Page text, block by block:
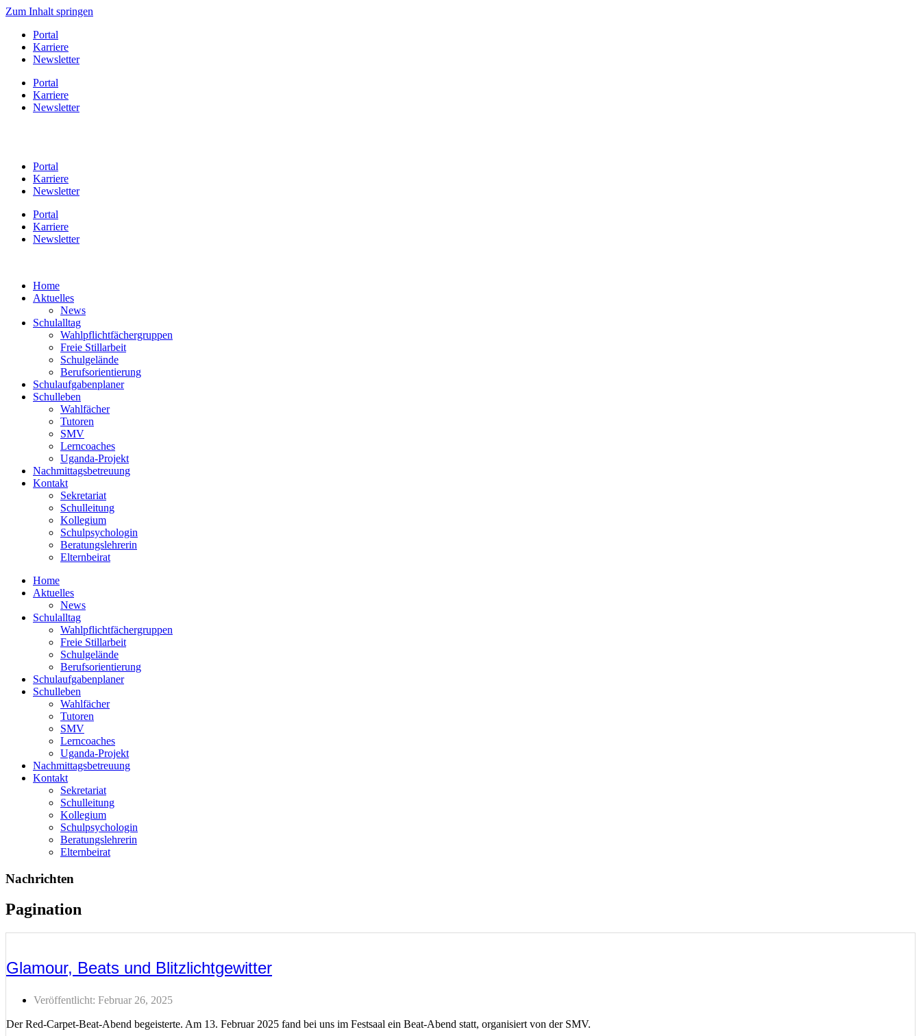
Zum Inhalt springen
Portal
Karriere
Newsletter
Portal
Karriere
Newsletter
Portal
Karriere
Newsletter
Portal
Karriere
Newsletter
Home
Aktuelles
News
Schulalltag
Wahlpflichtfächergruppen
Freie Stillarbeit
Schulgelände
Berufsorientierung
Schulaufgabenplaner
Schulleben
Wahlfächer
Tutoren
SMV
Lerncoaches
Uganda-Projekt
Nachmittagsbetreuung
Kontakt
Sekretariat
Schulleitung
Kollegium
Schulpsychologin
Beratungslehrerin
Elternbeirat
Home
Aktuelles
News
Schulalltag
Wahlpflichtfächergruppen
Freie Stillarbeit
Schulgelände
Berufsorientierung
Schulaufgabenplaner
Schulleben
Wahlfächer
Tutoren
SMV
Lerncoaches
Uganda-Projekt
Nachmittagsbetreuung
Kontakt
Sekretariat
Schulleitung
Kollegium
Schulpsychologin
Beratungslehrerin
Elternbeirat
Nachrichten
Pagination
Glamour, Beats und Blitzlichtgewitter
Veröffentlicht: Februar 26, 2025
Der Red-Carpet-Beat-Abend begeisterte. Am 13. Februar 2025 fand bei uns im Festsaal ein Beat-Abend statt, organisiert von der SMV.